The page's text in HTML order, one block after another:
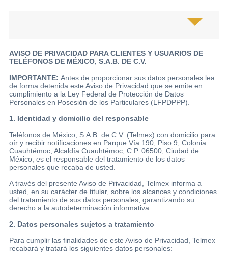
Digital
Fundación
Carlos
Ayuda
de
Atención
Telmex
AVISO DE PRIVACIDAD PARA CLIENTES Y USUARIOS DE
TELÉFONOS DE MÉXICO, S.A.B. DE C.V.
IMPORTANTE: Antes de proporcionar sus datos personales lea
de forma detenida este Aviso de Privacidad que se emite en
cumplimiento a la Ley Federal de Protección de Datos
Personales en Posesión de los Particulares (LFPDPPP).
1. Identidad y domicilio del responsable
Teléfonos de México, S.A.B. de C.V. (Telmex) con domicilio para
oír y recibir notificaciones en Parque Vía 190, Piso 9, Colonia
Cuauhtémoc, Alcaldía Cuauhtémoc, C.P. 06500, Ciudad de
México, es el responsable del tratamiento de los datos
personales que recaba de usted.
A través del presente Aviso de Privacidad, Telmex informa a
usted, en su carácter de titular, sobre los alcances y condiciones
del tratamiento de sus datos personales, garantizando su
derecho a la autodeterminación informativa.
2. Datos personales sujetos a tratamiento
Para cumplir las finalidades de este Aviso de Privacidad, Telmex
recabará y tratará los siguientes datos personales: